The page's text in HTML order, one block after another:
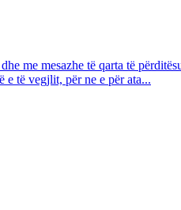
me mesazhe të qarta të
e të vegjlit, për ne e për ata...